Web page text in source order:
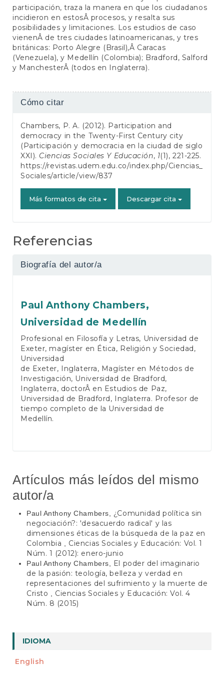
participación, traza la manera en que los ciudadanos
incidieron en estosÂ procesos, y resalta sus
posibilidades y limitaciones. Los estudios de caso
vienenÂ de tres ciudades latinoamericanas, y tres
británicas: Porto Alegre (Brasil),Â Caracas
(Venezuela), y Medellín (Colombia); Bradford, Salford
y ManchesterÂ (todos en Inglaterra).
Detalles
artículo
Cómo citar
Chambers, P. A. (2012). Participation and
democracy in the Twenty-First Century city
(Participación y democracia en la ciudad de siglo
XXI). Ciencias Sociales Y Educación, 1(1), 221-225.
https://revistas.udem.edu.co/index.php/Ciencias_
Sociales/article/view/837
Más formatos de cita Descargar cita
Referencias
Biografía del autor/a
Paul Anthony Chambers,
Universidad de Medellín
Profesional en Filosofía y Letras, Universidad de
Exeter, magíster en Ética, Religión y Sociedad,
Universidad
de Exeter, Inglaterra, Magíster en Métodos de
Investigación, Universidad de Bradford,
Inglaterra, doctorÂ en Estudios de Paz,
Universidad de Bradford, Inglaterra. Profesor de
tiempo completo de la Universidad de
Medellín.
Artículos más leídos del mismo
autor/a
Paul Anthony Chambers, ¿Comunidad política sin
negociación?: 'desacuerdo radical' y las
dimensiones éticas de la búsqueda de la paz en
Colombia , Ciencias Sociales y Educación: Vol. 1
Núm. 1 (2012): enero-junio
Paul Anthony Chambers, El poder del imaginario
de la pasión: teología, belleza y verdad en
representaciones del sufrimiento y la muerte de
Cristo , Ciencias Sociales y Educación: Vol. 4
Núm. 8 (2015)
IDIOMA
English